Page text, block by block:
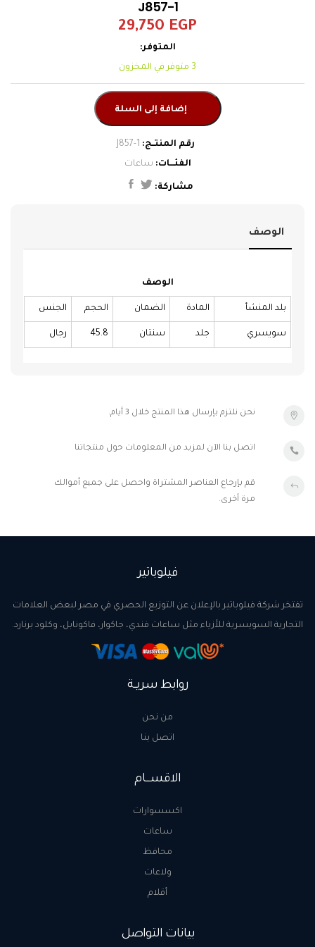
J857-1
29,750 EGP
إضافة إلى السلة
ساعات
الوصف
الوصف
بلد المنشأ المادة الضمان الحجم الجنس
سويسري جلد سنتان 45.8 رجال
نحن نلتزم بإرسال هذا المنتج خلال 3 أيام.
اتصل بنا الآن لمزيد من المعلومات حول منتجاتنا
قم بإرجاع العناصر المشتراة واحصل على جميع أموالك
مرة أخرى.
فيلوباتير
تفتخر شركة فيلوباتير بالإعلان عن التوزيع الحصري في مصر لبعض العلامات
التجارية السويسرية للأزياء مثل ساعات فندي، جاكوار، فاكونابل، وكلود برنارد.
روابط سريــة
من نحن
اتصل بنا
الاقســـام
اكسسوارات
ساعات
محافظ
ولاعات
أقلام
بيانات التواصل
كاندينو